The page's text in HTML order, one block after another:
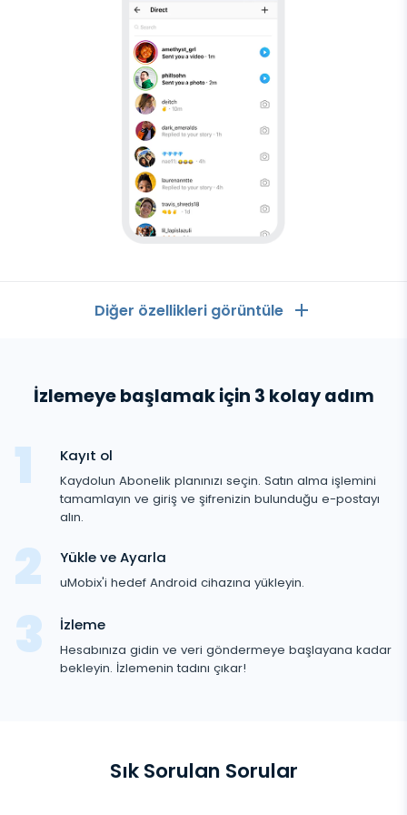
Diğer özellikleri görüntüle
Arama kayıtları
Telefona Gelen SMS Görme
GPS konumu
Keylogger
Bildirimler
Cihaz bilgisi
Mesajlaşma Uygulamaları
Mesajlaşma Uygulamaları
WhatsApp
Zoom
Telegram
Wechat
Sosyal Medya
Sosyal Medya
Facebook
Instagram
Snapchat
Tik tok
Medya
Fotoğraf ve Video izleme
İnternet
İzlemeye başlamak için 3 kolay adım
Kayıt ol
Kaydolun Abonelik planınızı seçin. Satın alma işlemini
tamamlayın ve giriş ve şifrenizin bulunduğu e-postayı
alın.
Yükle ve Ayarla
uMobix'i hedef Android cihazına yükleyin.
İzleme
Hesabınıza gidin ve veri göndermeye başlayana kadar
bekleyin. İzlemenin tadını çıkar!
Sık Sorulan Sorular